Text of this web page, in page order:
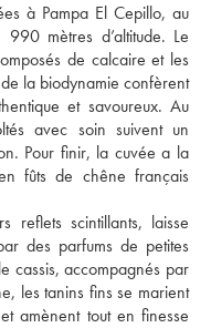
à Pampa El Cepillo, au
mètres d’altitude. Le
de calcaire et les
la biodynamie confèrent
et savoureux. Au
avec soin suivent un
Pour finir, la cuvée a la
fûts de chêne français
reflets scintillants, laisse
des parfums de petites
cassis, accompagnés par
les tanins fins se marient
amènent tout en finesse